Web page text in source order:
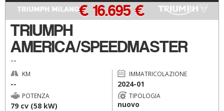
TRIUMPH
AMERICA/SPEEDMASTER
--
€ 16.695 €
KM
--
IMMATRICOLAZIONE
2024-01
POTENZA
79 cv (58 kW)
TIPOLOGIA
nuovo